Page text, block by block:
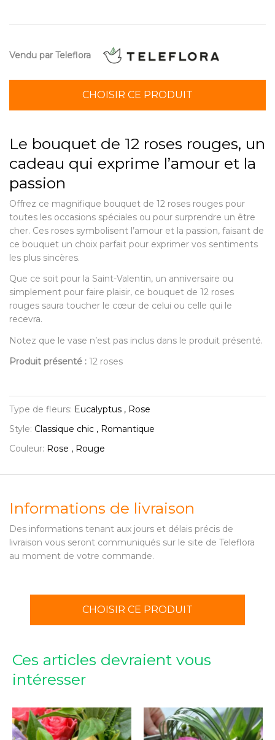
Vendu par Teleflora
CHOISIR CE PRODUIT
Le bouquet de 12 roses rouges, un
cadeau qui exprime l’amour et la
passion
Offrez ce magnifique bouquet de 12 roses rouges pour
toutes les occasions spéciales ou pour surprendre un être
cher. Ces roses symbolisent l’amour et la passion, faisant de
ce bouquet un choix parfait pour exprimer vos sentiments
les plus sincères.
Que ce soit pour la Saint-Valentin, un anniversaire ou
simplement pour faire plaisir, ce bouquet de 12 roses
rouges saura toucher le cœur de celui ou celle qui le
recevra.
Notez que le vase n’est pas inclus dans le produit présenté.
Produit présenté : 12 roses
Type de fleurs: Eucalyptus , Rose
Style: Classique chic , Romantique
Couleur: Rose , Rouge
Informations de livraison
Des informations tenant aux jours et délais précis de
livraison vous seront communiqués sur le site de Teleflora
au moment de votre commande.
CHOISIR CE PRODUIT
Ces articles devraient vous
intéresser